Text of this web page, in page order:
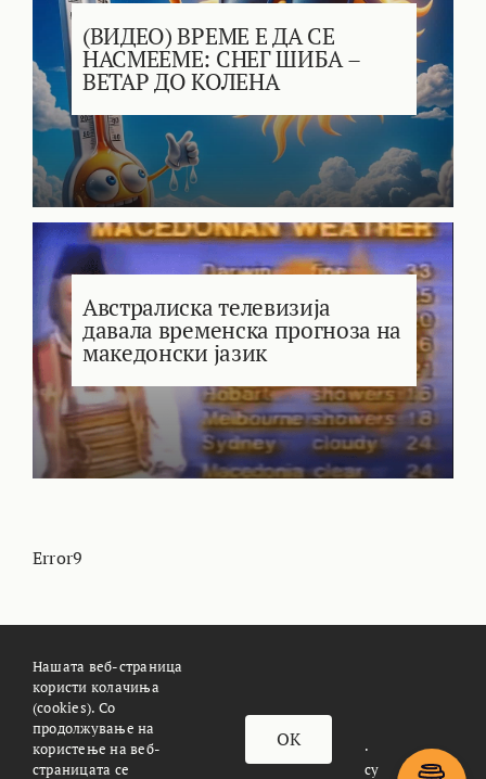
(ВИДЕО) ВРЕМЕ Е ДА СЕ
НАСМЕЕМЕ: СНЕГ ШИБА –
ВЕТАР ДО КОЛЕНА
Австралиска телевизија
давала временска прогноза на
македонски јазик
Error9
© METEOALARM. All Rights Reserved.
Made with
Æther Marketing Agency
За Meteoalarm.mk Импресум
Нашата веб-страница
користи колачиња
(cookies). Со
продолжување на
користење на веб-
страницата се
OK